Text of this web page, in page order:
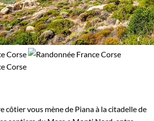
côtier vous mène de Piana à la citadelle de